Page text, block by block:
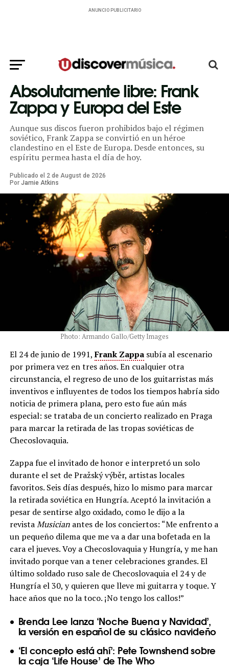
ANUNCIO PUBLICITARIO
Absolutamente libre: Frank
Zappa y Europa del Este
Aunque sus discos fueron prohibidos bajo el régimen
soviético, Frank Zappa se convirtió en un héroe
clandestino en el Este de Europa. Desde entonces, su
espíritu permea hasta el día de hoy.
Publicado el 2 de August de 2026
Por Jamie Atkins
Photo: Armando Gallo/Getty Images
El 24 de junio de 1991,Frank Zappasubía al escenario
por primera vez en tres años. En cualquier otra
circunstancia, el regreso de uno de los guitarristas más
inventivos e influyentes de todos los tiempos habría sido
noticia de primera plana, pero esto fue aún más
especial: se trataba de un concierto realizado en Praga
para marcar la retirada de las tropas soviéticas de
Checoslovaquia.
Zappa fue el invitado de honor e interpretó un solo
durante el set de Pražský výběr, artistas locales
favoritos. Seis días después, hizo lo mismo para marcar
la retirada soviética en Hungría. Aceptó la invitación a
pesar de sentirse algo oxidado, como le dijo a la
revistaMusicianantes de los conciertos: “Me enfrento a
un pequeño dilema que me va a dar una bofetada en la
cara el jueves. Voy a Checoslovaquia y Hungría, y me han
invitado porque van a tener celebraciones grandes. El
último soldado ruso sale de Checoslovaquia el 24 y de
Hungría el 30, y quieren que lleve mi guitarra y toque. Y
hace años que no la toco. ¡No tengo los callos!”
Brenda Lee lanza ‘Noche Buena y Navidad’,
la versión en español de su clásico navideño
‘El concepto está ahí’: Pete Townshend sobre
la caja ‘Life House’ de The Who